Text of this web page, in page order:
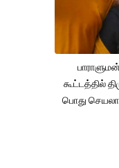
கூட்டத்தில்
பொது